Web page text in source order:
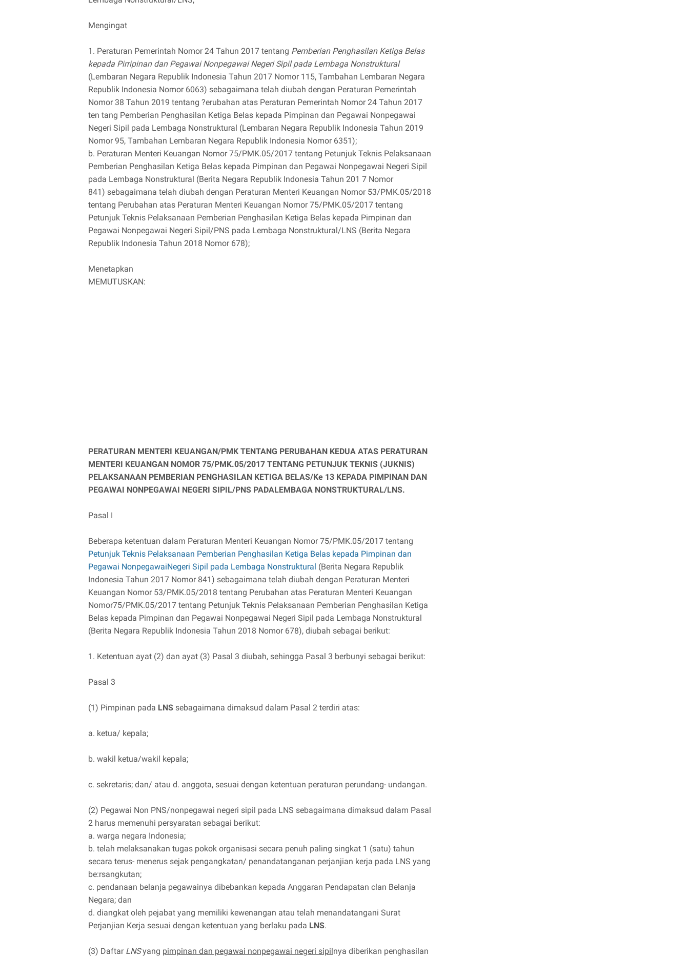
Mengingat
1. Peraturan Pemerintah Nomor 24 Tahun 2017 tentang Pemberian Penghasilan Ketiga Belas
kepada Pirripinan dan Pegawai Nonpegawai Negeri Sipil pada Lembaga Nonstruktural
(Lembaran Negara Republik Indonesia Tahun 2017 Nomor 115, Tambahan Lembaran Negara
Republik Indonesia Nomor 6063) sebagaimana telah diubah dengan Peraturan Pemerintah
Nomor 38 Tahun 2019 tentang ?erubahan atas Peraturan Pemerintah Nomor 24 Tahun 2017
ten tang Pemberian Penghasilan Ketiga Belas kepada Pimpinan dan Pegawai Nonpegawai
Negeri Sipil pada Lembaga Nonstruktural (Lembaran Negara Republik Indonesia Tahun 2019
Nomor 95, Tambahan Lembaran Negara Republik Indonesia Nomor 6351);
b. Peraturan Menteri Keuangan Nomor 75/PMK.05/2017 tentang Petunjuk Teknis Pelaksanaan
Pemberian Penghasilan Ketiga Belas kepada Pimpinan dan Pegawai Nonpegawai Negeri Sipil
pada Lembaga Nonstruktural (Berita Negara Republik Indonesia Tahun 201 7 Nomor
841) sebagaimana telah diubah dengan Peraturan Menteri Keuangan Nomor 53/PMK.05/2018
tentang Perubahan atas Peraturan Menteri Keuangan Nomor 75/PMK.05/2017 tentang
Petunjuk Teknis Pelaksanaan Pemberian Penghasilan Ketiga Belas kepada Pimpinan dan
Pegawai Nonpegawai Negeri Sipil/PNS pada Lembaga Nonstruktural/LNS (Berita Negara
Republik Indonesia Tahun 2018 Nomor 678);
Menetapkan
MEMUTUSKAN:
PERATURAN MENTERI KEUANGAN/PMK TENTANG PERUBAHAN KEDUA ATAS PERATURAN
MENTERI KEUANGAN NOMOR 75/PMK.05/2017 TENTANG PETUNJUK TEKNIS (JUKNIS)
PELAKSANAAN PEMBERIAN PENGHASILAN KETIGA BELAS/Ke 13 KEPADA PIMPINAN DAN
PEGAWAI NONPEGAWAI NEGERI SIPIL/PNS PADALEMBAGA NONSTRUKTURAL/LNS.
Pasal I
Beberapa ketentuan dalam Peraturan Menteri Keuangan Nomor 75/PMK.05/2017 tentang
Petunjuk Teknis Pelaksanaan Pemberian Penghasilan Ketiga Belas kepada Pimpinan dan
Pegawai NonpegawaiNegeri Sipil pada Lembaga Nonstruktural (Berita Negara Republik
Indonesia Tahun 2017 Nomor 841) sebagaimana telah diubah dengan Peraturan Menteri
Keuangan Nomor 53/PMK.05/2018 tentang Perubahan atas Peraturan Menteri Keuangan
Nomor75/PMK.05/2017 tentang Petunjuk Teknis Pelaksanaan Pemberian Penghasilan Ketiga
Belas kepada Pimpinan dan Pegawai Nonpegawai Negeri Sipil pada Lembaga Nonstruktural
(Berita Negara Republik Indonesia Tahun 2018 Nomor 678), diubah sebagai berikut:
1. Ketentuan ayat (2) dan ayat (3) Pasal 3 diubah, sehingga Pasal 3 berbunyi sebagai berikut:
Pasal 3
(1) Pimpinan pada LNS sebagaimana dimaksud dalam Pasal 2 terdiri atas:
a. ketua/ kepala;
b. wakil ketua/wakil kepala;
c. sekretaris; dan/ atau d. anggota, sesuai dengan ketentuan peraturan perundang- undangan.
(2) Pegawai Non PNS/nonpegawai negeri sipil pada LNS sebagaimana dimaksud dalam Pasal
2 harus memenuhi persyaratan sebagai berikut:
a. warga negara Indonesia;
b. telah melaksanakan tugas pokok organisasi secara penuh paling singkat 1 (satu) tahun
secara terus- menerus sejak pengangkatan/ penandatanganan perjanjian kerja pada LNS yang
be:rsangkutan;
c. pendanaan belanja pegawainya dibebankan kepada Anggaran Pendapatan clan Belanja
Negara; dan
d. diangkat oleh pejabat yang memiliki kewenangan atau telah menandatangani Surat
Perjanjian Kerja sesuai dengan ketentuan yang berlaku pada LNS.
(3) Daftar LNSyang pimpinan dan pegawai nonpegawai negeri sipilnya diberikan penghasilan